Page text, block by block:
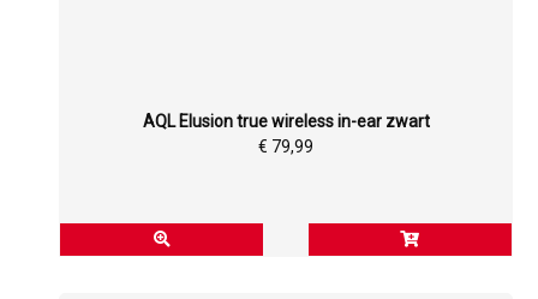
AQL Elusion true wireless in-ear zwart
€ 79,99